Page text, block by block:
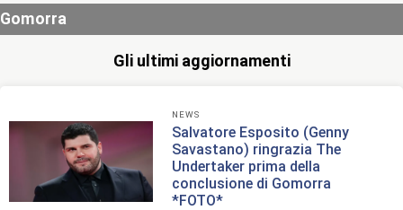
Gomorra
Gli ultimi aggiornamenti
NEWS
Salvatore Esposito (Genny
Savastano) ringrazia The
Undertaker prima della
conclusione di Gomorra
*FOTO*